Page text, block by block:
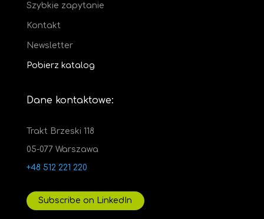
Szybkie zapytanie
Kontakt
Newsletter
Pobierz katalog
Dane kontaktowe:
Trakt Brzeski 118
05-077 Warszawa
+48 512 221 220
Subscribe on LinkedIn